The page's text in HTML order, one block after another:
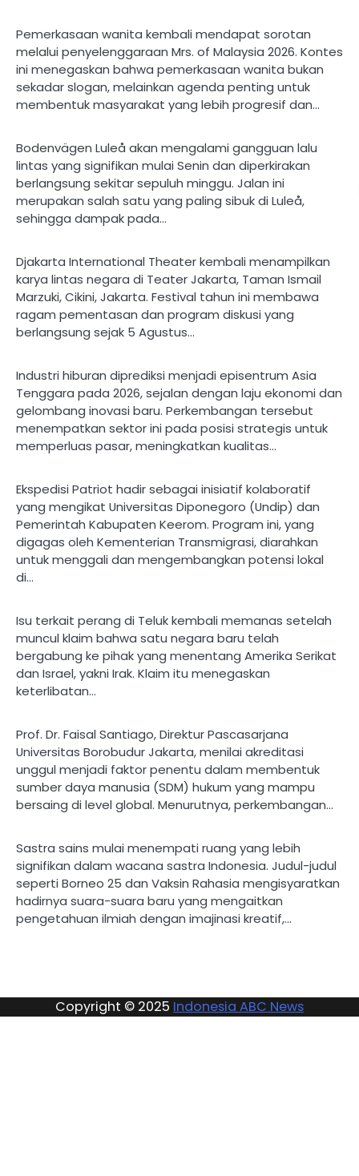
Pemerkasaan wanita kembali mendapat sorotan
melalui penyelenggaraan Mrs. of Malaysia 2026. Kontes
ini menegaskan bahwa pemerkasaan wanita bukan
sekadar slogan, melainkan agenda penting untuk
membentuk masyarakat yang lebih progresif dan…
Bodenvägen Luleå akan mengalami gangguan lalu
lintas yang signifikan mulai Senin dan diperkirakan
berlangsung sekitar sepuluh minggu. Jalan ini
merupakan salah satu yang paling sibuk di Luleå,
sehingga dampak pada…
Djakarta International Theater kembali menampilkan
karya lintas negara di Teater Jakarta, Taman Ismail
Marzuki, Cikini, Jakarta. Festival tahun ini membawa
ragam pementasan dan program diskusi yang
berlangsung sejak 5 Agustus…
Industri hiburan diprediksi menjadi episentrum Asia
Tenggara pada 2026, sejalan dengan laju ekonomi dan
gelombang inovasi baru. Perkembangan tersebut
menempatkan sektor ini pada posisi strategis untuk
memperluas pasar, meningkatkan kualitas…
Ekspedisi Patriot hadir sebagai inisiatif kolaboratif
yang mengikat Universitas Diponegoro (Undip) dan
Pemerintah Kabupaten Keerom. Program ini, yang
digagas oleh Kementerian Transmigrasi, diarahkan
untuk menggali dan mengembangkan potensi lokal
di…
Isu terkait perang di Teluk kembali memanas setelah
muncul klaim bahwa satu negara baru telah
bergabung ke pihak yang menentang Amerika Serikat
dan Israel, yakni Irak. Klaim itu menegaskan
keterlibatan…
Prof. Dr. Faisal Santiago, Direktur Pascasarjana
Universitas Borobudur Jakarta, menilai akreditasi
unggul menjadi faktor penentu dalam membentuk
sumber daya manusia (SDM) hukum yang mampu
bersaing di level global. Menurutnya, perkembangan…
Sastra sains mulai menempati ruang yang lebih
signifikan dalam wacana sastra Indonesia. Judul-judul
seperti Borneo 25 dan Vaksin Rahasia mengisyaratkan
hadirnya suara-suara baru yang mengaitkan
pengetahuan ilmiah dengan imajinasi kreatif,…
Copyright © 2025 Indonesia ABC News